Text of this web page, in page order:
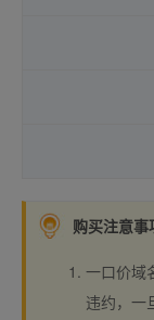
购买注意事
一口价域
违约，一